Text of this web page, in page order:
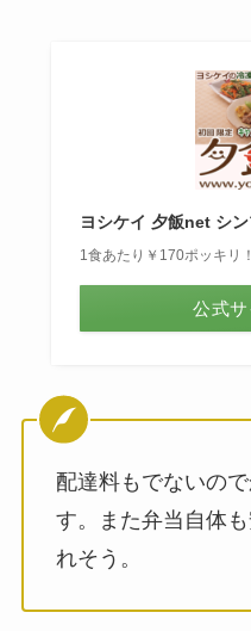
ヨシケイ 夕飯net シ
1食あたり￥170ポッキリ！
公式
配達料もでないの
す。また弁当自体
れそう。